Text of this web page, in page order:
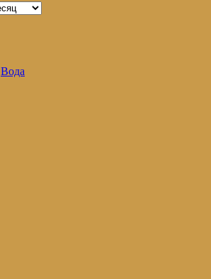
Вода